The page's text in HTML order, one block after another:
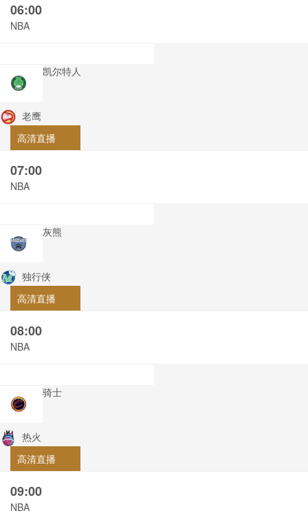
06:00
NBA
凯尔特人
老鹰
高清直播
07:00
NBA
灰熊
独行侠
高清直播
08:00
NBA
骑士
热火
高清直播
09:00
NBA